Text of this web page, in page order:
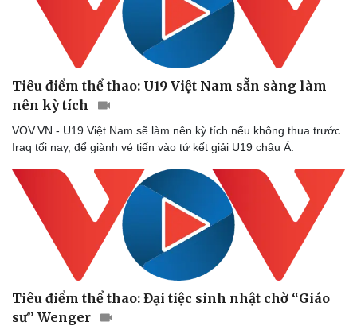
Sức khỏe
Dinh dưỡng - món ngon
Cây thuốc
Sản phụ khoa
Nhi khoa
Nam khoa
Đời sống
Nhà đẹp
Blog
Tình yêu - Gia đình
Tiêu điểm thể thao: U19 Việt Nam sẵn sàng làm
nên kỳ tích
VOV.VN - U19 Việt Nam sẽ làm nên kỳ tích nếu không thua trước
Iraq tối nay, để giành vé tiến vào tứ kết giải U19 châu Á.
Tiêu điểm thể thao: Đại tiệc sinh nhật chờ “Giáo
sư” Wenger